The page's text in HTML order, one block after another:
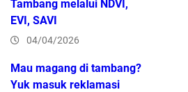
Tambang melalui NDVI,
EVI, SAVI
04/04/2026
Mau magang di tambang?
Yuk masuk reklamasi